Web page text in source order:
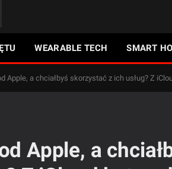
WEARABLE TECH SMART
Apple, a chciałbyś skorzystać z ich usług? Z
Apple, a